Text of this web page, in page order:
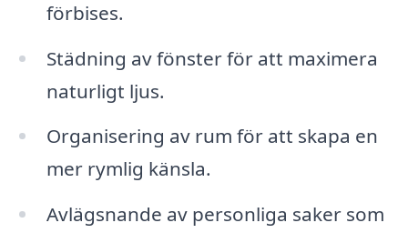
förbises.
Städning av fönster för att maximera
naturligt ljus.
Organisering av rum för att skapa en
mer rymlig känsla.
Avlägsnande av personliga saker som